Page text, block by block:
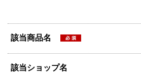
該当商品名
該当ショップ名